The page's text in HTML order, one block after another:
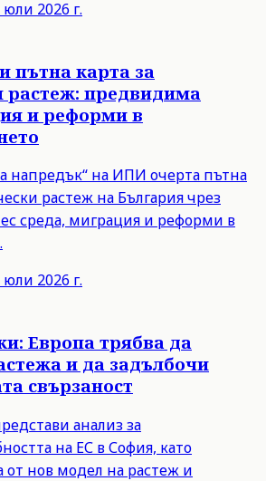
юли 2026 г.
пътна карта за
растеж: предвидима
и реформи в
напредък“ на ИПИ очерта пътна
растеж на България чрез
среда, миграция и реформи в
юли 2026 г.
Европа трябва да
и да задълбочи
свързаност
анализ за
на ЕС в София, като
от нов модел на растеж и